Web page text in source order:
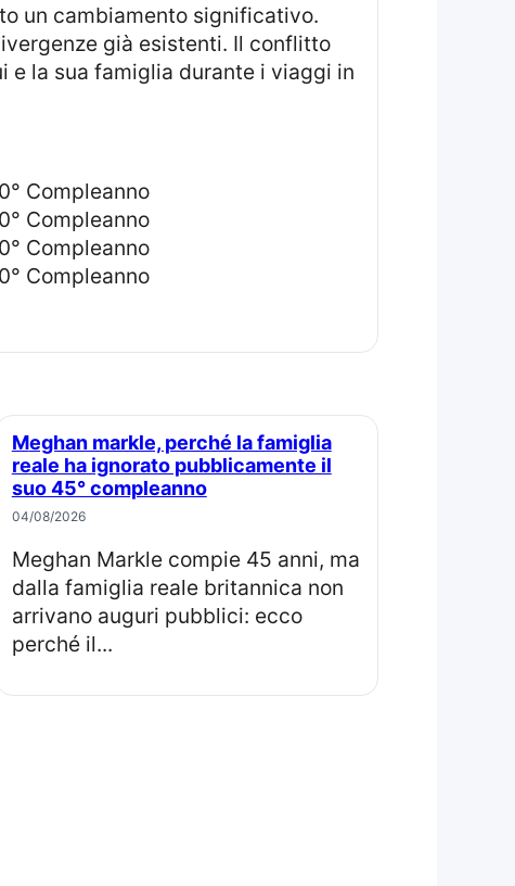
un cambiamento significativo.
già esistenti. Il conflitto
e la sua famiglia durante i viaggi in
Meghan markle, perché la famiglia
reale ha ignorato pubblicamente il
suo 45° compleanno
04/08/2026
Meghan Markle compie 45 anni, ma
dalla famiglia reale britannica non
arrivano auguri pubblici: ecco
perché il...